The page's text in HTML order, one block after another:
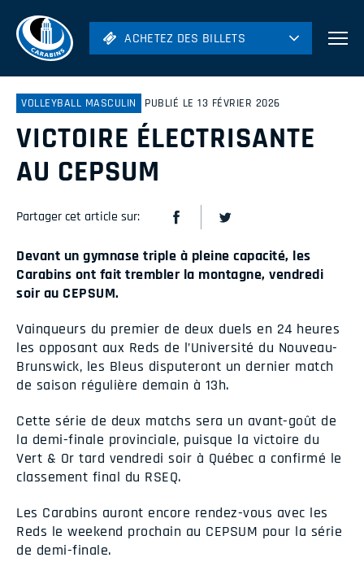
ACHETEZ DES BILLETS
Hockey
Soccer
Rugby
ACHETEZ DES BILLETS
VOLLEYBALL MASCULIN PUBLIÉ LE 13 FÉVRIER 2026
VICTOIRE ÉLECTRISANTE
AU CEPSUM
Partager cet article sur:
Devant un gymnase triple à pleine capacité, les
Carabins ont fait trembler la montagne, vendredi
soir au CEPSUM.
Vainqueurs du premier de deux duels en 24 heures
les opposant aux Reds de l’Université du Nouveau-
Brunswick, les Bleus disputeront un dernier match
de saison régulière demain à 13h.
Cette série de deux matchs sera un avant-goût de
la demi-finale provinciale, puisque la victoire du
Vert & Or tard vendredi soir à Québec a confirmé le
classement final du RSEQ.
Les Carabins auront encore rendez-vous avec les
Reds le weekend prochain au CEPSUM pour la série
de demi-finale.